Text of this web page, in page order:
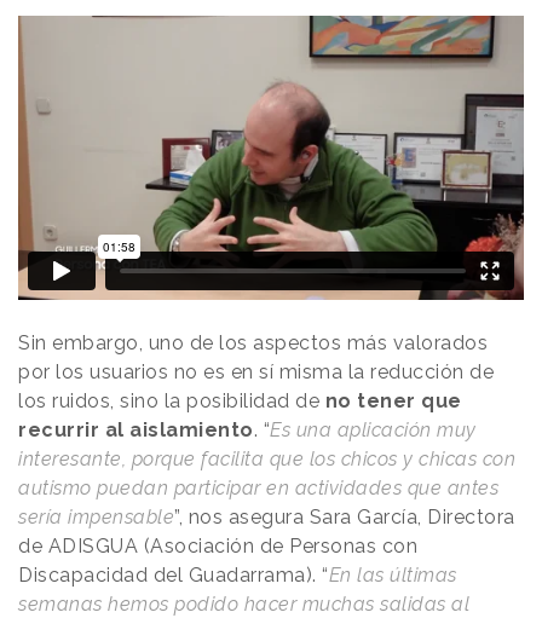
Sin embargo, uno de los aspectos más valorados
por los usuarios no es en sí misma la reducción de
los ruidos, sino la posibilidad de no tener que
recurrir al aislamiento. “Es una aplicación muy
interesante, porque facilita que los chicos y chicas con
autismo puedan participar en actividades que antes
sería impensable”, nos asegura Sara García, Directora
de ADISGUA (Asociación de Personas con
Discapacidad del Guadarrama). “En las últimas
semanas hemos podido hacer muchas salidas al